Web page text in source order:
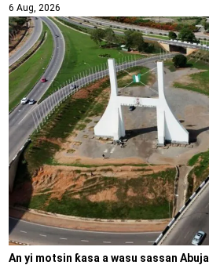
6 Aug, 2026
An yi motsin ƙasa a wasu sassan Abuja